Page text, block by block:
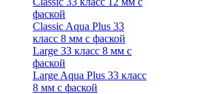
фаской
Classic Aqua Plus 33
класс 8 мм с фаской
Large 33 класс 8 мм с
фаской
Large Aqua Plus 33 класс
8 мм с фаской